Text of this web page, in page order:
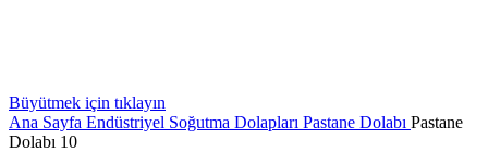
Büyütmek için tıklayın
Ana Sayfa Endüstriyel Soğutma Dolapları Pastane Dolabı Pastane
Dolabı 10